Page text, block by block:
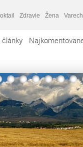
Zdravie Žena